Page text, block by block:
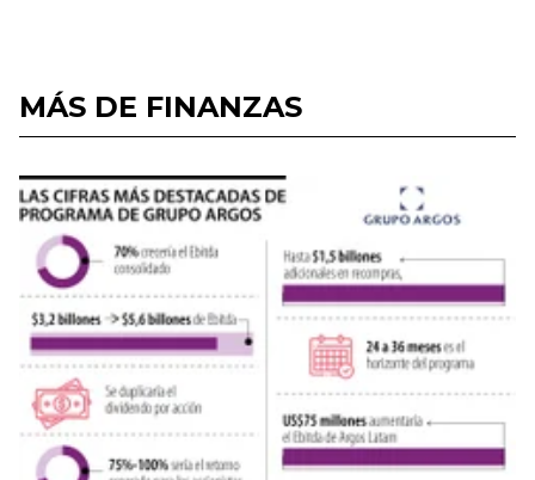
MÁS DE FINANZAS